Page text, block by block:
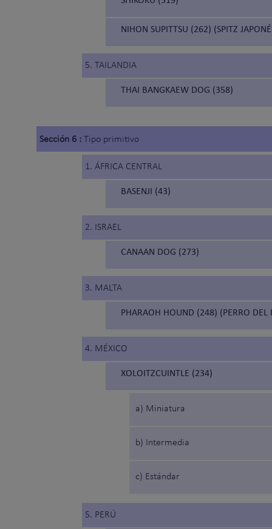
NIHON SUPITTSU (262) (SPITZ
5. TAILANDIA
THAI BANGKAEW DOG (358)
Sección 6 : Tipo primitivo
1. ÁFRICA CENTRAL
BASENJI (43)
2. ISRAEL
CANAAN DOG (273)
3. MALTA
PHARAOH HOUND (248) (PERRO DEL
4. MÉXICO
XOLOITZCUINTLE (234)
a) Miniatura
b) Intermedia
c) Estándar
5. PERÚ